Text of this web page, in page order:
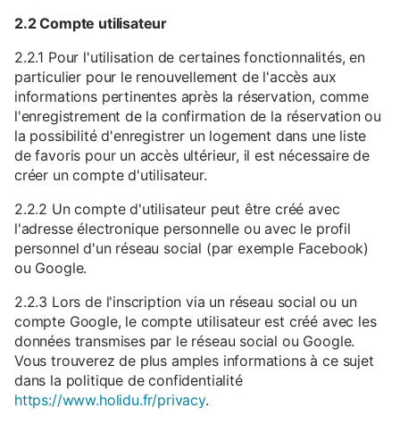
2.2 Compte utilisateur
2.2.1 Pour l'utilisation de certaines fonctionnalités, en
particulier pour le renouvellement de l'accès aux
informations pertinentes après la réservation, comme
l'enregistrement de la confirmation de la réservation ou
la possibilité d'enregistrer un logement dans une liste
de favoris pour un accès ultérieur, il est nécessaire de
créer un compte d'utilisateur.
2.2.2 Un compte d'utilisateur peut être créé avec
l'adresse électronique personnelle ou avec le profil
personnel d'un réseau social (par exemple Facebook)
ou Google.
2.2.3 Lors de l'inscription via un réseau social ou un
compte Google, le compte utilisateur est créé avec les
données transmises par le réseau social ou Google.
Vous trouverez de plus amples informations à ce sujet
dans la politique de confidentialité
https://www.holidu.fr/privacy.